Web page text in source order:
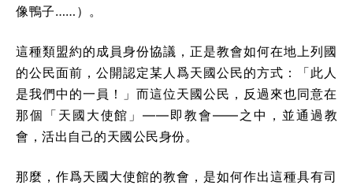
像鴨子……）。
這種類盟約的成員身份協議，正是教會如何在地上列國
的公民面前，公開認定某人爲天國公民的方式：「此人
是我們中的一員！」而這位天國公民，反過來也同意在
那個「天國大使館」——即教會——之中，並通過教
會，活出自己的天國公民身份。
那麼，作爲天國大使館的教會，是如何作出這種具有司